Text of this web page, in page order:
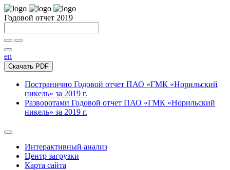
Годовой отчет 2019
en
Скачать PDF
Постранично Годовой отчет ПАО «ГМК «Норильский
никель» за 2019 г.
Разворотами Годовой отчет ПАО «ГМК «Норильский
никель» за 2019 г.
Интерактивный анализ
Центр загрузки
Карта сайта